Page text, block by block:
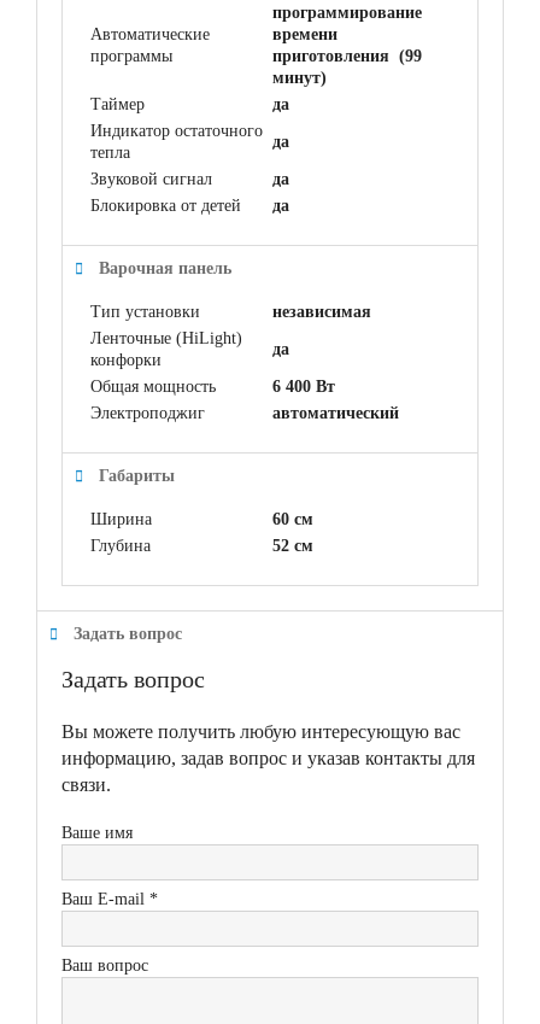
Автоматические
программы
программирование
времени
приготовления (99
минут)
Таймер
да
Индикатор остаточного
тепла
да
Звуковой сигнал
да
Блокировка от детей
да
Варочная панель
Тип установки
независимая
Ленточные (HiLight)
конфорки
да
Общая мощность
6 400 Вт
Электроподжиг
автоматический
Габариты
Ширина
60 см
Глубина
52 см
Задать вопрос
Задать вопрос
Вы можете получить любую интересующую вас
информацию, задав вопрос и указав контакты для
связи.
Ваше имя
Ваш E-mail *
Ваш вопрос